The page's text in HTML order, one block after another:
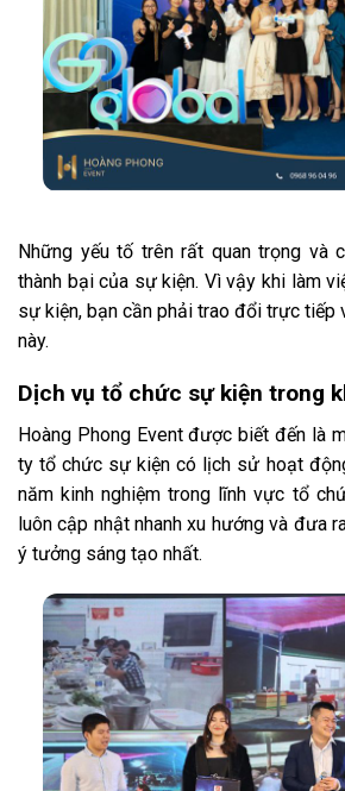
Những yếu tố trên rất quan trọng và
thành bại của sự kiện. Vì vậy khi làm
sự kiện, bạn cần phải trao đổi trực tiếp
này.
Dịch vụ tổ chức sự kiện trong
Hoàng Phong Event được biết đến là
ty tổ chức sự kiện có lịch sử hoạt
năm kinh nghiệm trong lĩnh vực tổ
luôn cập nhật nhanh xu hướng và đưa
ý tưởng sáng tạo nhất.